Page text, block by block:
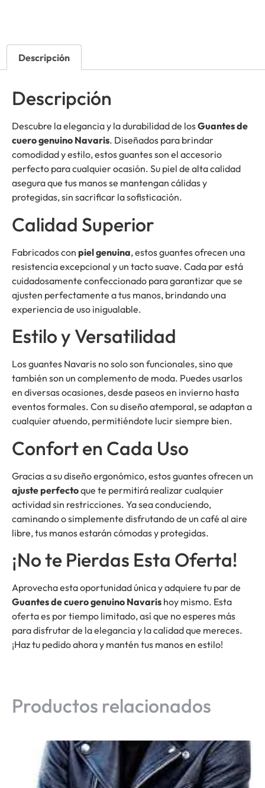
Descripción
Descripción
Descubre la elegancia y la durabilidad de losGuantes de
cuero genuino Navaris. Diseñados para brindar
comodidad y estilo, estos guantes son el accesorio
perfecto para cualquier ocasión. Su piel de alta calidad
asegura que tus manos se mantengan cálidas y
protegidas, sin sacrificar la sofisticación.
Calidad Superior
Fabricados con piel genuina, estos guantes ofrecen una
resistencia excepcional y un tacto suave. Cada par está
cuidadosamente confeccionado para garantizar que se
ajusten perfectamente a tus manos, brindando una
experiencia de uso inigualable.
Estilo y Versatilidad
Los guantes Navaris no solo son funcionales, sino que
también son un complemento de moda. Puedes usarlos
en diversas ocasiones, desde paseos en invierno hasta
eventos formales. Con su diseño atemporal, se adaptan a
cualquier atuendo, permitiéndote lucir siempre bien.
Confort en Cada Uso
Gracias a su diseño ergonómico, estos guantes ofrecen un
ajuste perfectoque te permitirá realizar cualquier
actividad sin restricciones. Ya sea conduciendo,
caminando o simplemente disfrutando de un café al aire
libre, tus manos estarán cómodas y protegidas.
¡No te Pierdas Esta Oferta!
Aprovecha esta oportunidad única y adquiere tu par de
Guantes de cuero genuino Navaris hoy mismo. Esta
oferta es por tiempo limitado, así que no esperes más
para disfrutar de la elegancia y la calidad que mereces.
¡Haz tu pedido ahora y mantén tus manos en estilo!
Productos relacionados